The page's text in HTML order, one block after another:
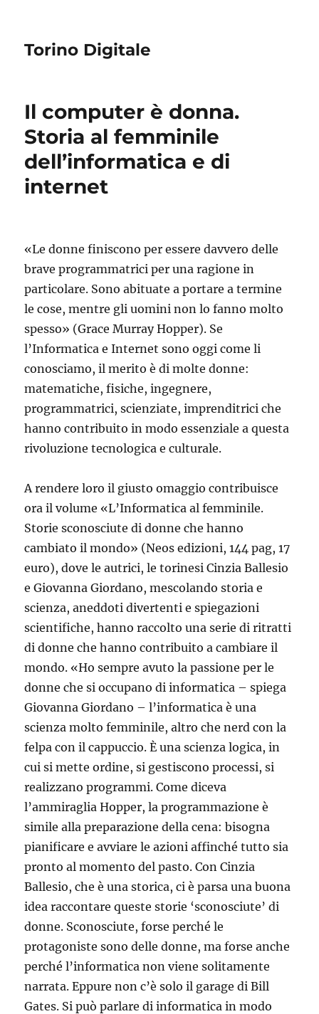
Torino Digitale
Il computer è donna.
Storia al femminile
dell’informatica e di
internet
«Le donne finiscono per essere davvero delle
brave programmatrici per una ragione in
particolare. Sono abituate a portare a termine
le cose, mentre gli uomini non lo fanno molto
spesso» (Grace Murray Hopper). Se
l’Informatica e Internet sono oggi come li
conosciamo, il merito è di molte donne:
matematiche, fisiche, ingegnere,
programmatrici, scienziate, imprenditrici che
hanno contribuito in modo essenziale a questa
rivoluzione tecnologica e culturale.
A rendere loro il giusto omaggio contribuisce
ora il volume «L’Informatica al femminile.
Storie sconosciute di donne che hanno
cambiato il mondo» (Neos edizioni, 144 pag, 17
euro), dove le autrici, le torinesi Cinzia Ballesio
e Giovanna Giordano, mescolando storia e
scienza, aneddoti divertenti e spiegazioni
scientifiche, hanno raccolto una serie di ritratti
di donne che hanno contribuito a cambiare il
mondo. «Ho sempre avuto la passione per le
donne che si occupano di informatica – spiega
Giovanna Giordano – l’informatica è una
scienza molto femminile, altro che nerd con la
felpa con il cappuccio. È una scienza logica, in
cui si mette ordine, si gestiscono processi, si
realizzano programmi. Come diceva
l’ammiraglia Hopper, la programmazione è
simile alla preparazione della cena: bisogna
pianificare e avviare le azioni affinché tutto sia
pronto al momento del pasto. Con Cinzia
Ballesio, che è una storica, ci è parsa una buona
idea raccontare queste storie ‘sconosciute’ di
donne. Sconosciute, forse perché le
protagoniste sono delle donne, ma forse anche
perché l’informatica non viene solitamente
narrata. Eppure non c’è solo il garage di Bill
Gates. Si può parlare di informatica in modo